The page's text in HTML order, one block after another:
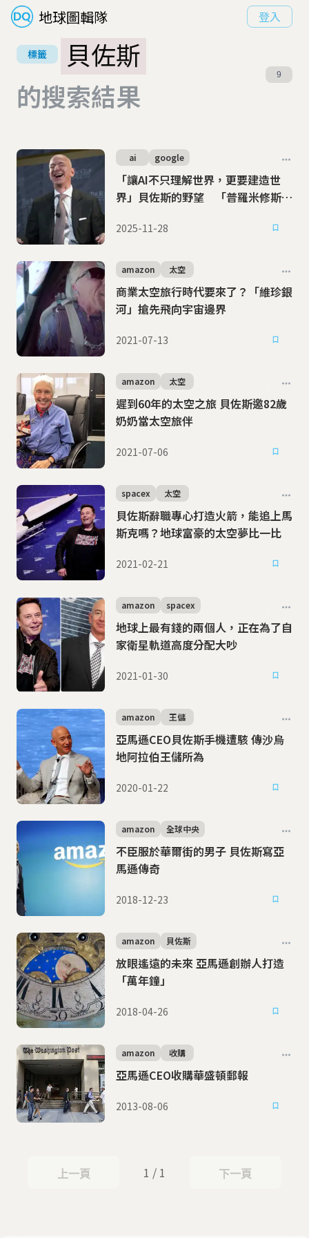
地球圖輯隊 登入
標籤
貝佐斯
的搜索結果
9
「讓AI不只理解世界，更要建造世
界」貝佐斯的野望 「普羅米修斯」
ai google
2025-11-28
商業太空旅行時代要來了？「維珍銀
河」搶先飛向宇宙邊界
amazon 太空
2021-07-13
遲到60年的太空之旅 貝佐斯邀82歲
奶奶當太空旅伴
amazon 太空
2021-07-06
貝佐斯辭職專心打造火箭，能追上馬
斯克嗎？地球富豪的太空夢比一比
spacex 太空
2021-02-21
地球上最有錢的兩個人，正在為了自
家衛星軌道高度分配大吵
amazon spacex
2021-01-30
亞馬遜CEO貝佐斯手機遭駭 傳沙烏
地阿拉伯王儲所為
amazon 王儲
2020-01-22
不臣服於華爾街的男子 貝佐斯寫亞
馬遜傳奇
amazon 全球中央
2018-12-23
放眼遙遠的未來 亞馬遜創辦人打造
「萬年鐘」
amazon 貝佐斯
2018-04-26
亞馬遜CEO收購華盛頓郵報
amazon 收購
2013-08-06
上一頁
上一頁 1 / 1 下一頁
下一頁